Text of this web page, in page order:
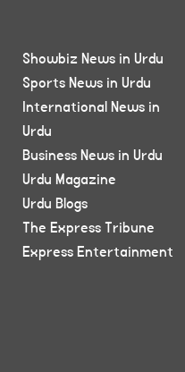
Showbiz News in Urdu
Sports News in Urdu
International News in
Urdu
Business News in Urdu
Urdu Magazine
Urdu Blogs
The Express Tribune
Express Entertainment